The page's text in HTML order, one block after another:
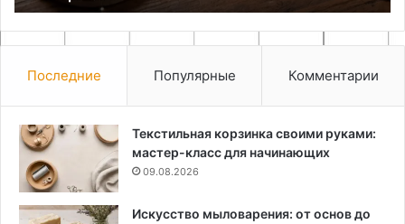
Последние Популярные Комментарии
Текстильная корзинка своими руками:
мастер-класс для начинающих
09.08.2026
Искусство мыловарения: от основ до